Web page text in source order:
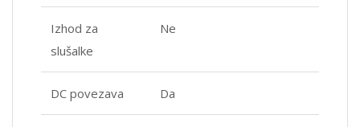
Izhod za
slušalke
Ne
DC povezava Da